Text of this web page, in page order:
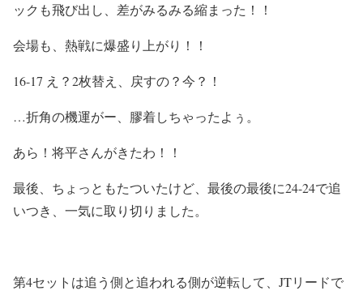
ックも飛び出し、差がみるみる縮まった！！
会場も、熱戦に爆盛り上がり！！
16-17 え？2枚替え、戻すの？今？！
…折角の機運がー、膠着しちゃったよぅ。
あら！将平さんがきたわ！！
最後、ちょっともたついたけど、最後の最後に24-24で追
いつき、一気に取り切りました。
第4セットは追う側と追われる側が逆転して、JTリードで